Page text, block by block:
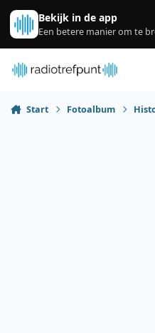
Spring naar bijdragen
Bekijk in de app
Een betere manier om te
Start Fotoalbum